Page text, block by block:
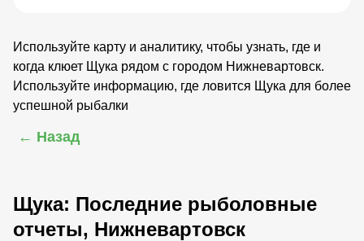
Используйте карту и аналитику, чтобы узнать, где и
когда клюет Щука рядом с городом Нижневартовск.
Используйте информацию, где ловится Щука для более
успешной рыбалки
← Назад
Щука: Последние рыболовные
отчеты, Нижневартовск